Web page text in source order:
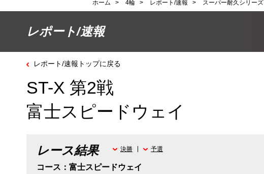
ホーム > 4輪 > レポート/速報 > スーパー耐久シリーズ
レポート/速報
レポート/速報トップに戻る
ST-X 第2戦
富士スピードウェイ
レース結果
コース：富士スピードウェイ
決勝 予選